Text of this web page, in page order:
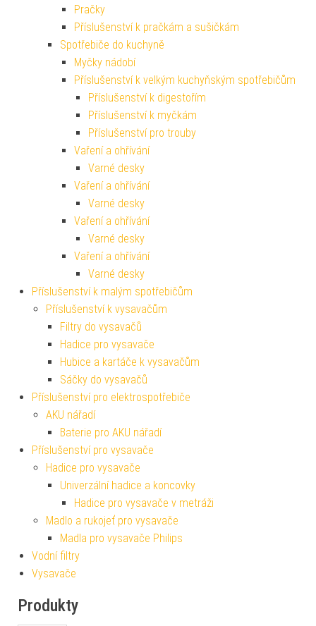
Pračky
Příslušenství k pračkám a sušičkám
Spotřebiče do kuchyně
Myčky nádobí
Příslušenství k velkým kuchyňským spotřebičům
Příslušenství k digestořím
Příslušenství k myčkám
Příslušenství pro trouby
Vaření a ohřívání
Varné desky
Vaření a ohřívání
Varné desky
Vaření a ohřívání
Varné desky
Vaření a ohřívání
Varné desky
Příslušenství k malým spotřebičům
Příslušenství k vysavačům
Filtry do vysavačů
Hadice pro vysavače
Hubice a kartáče k vysavačům
Sáčky do vysavačů
Příslušenství pro elektrospotřebiče
AKU nářadí
Baterie pro AKU nářadí
Příslušenství pro vysavače
Hadice pro vysavače
Univerzální hadice a koncovky
Hadice pro vysavače v metráži
Madlo a rukojeť pro vysavače
Madla pro vysavače Philips
Vodní filtry
Vysavače
Produkty